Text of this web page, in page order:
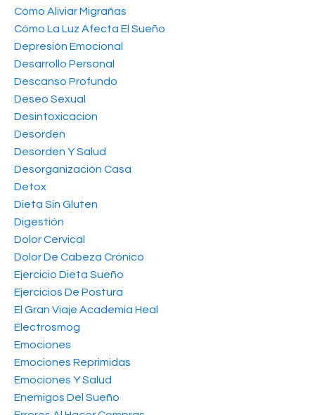
Cómo Aliviar Migrañas
Cómo La Luz Afecta El Sueño
Depresión Emocional
Desarrollo Personal
Descanso Profundo
Deseo Sexual
Desintoxicacion
Desorden
Desorden Y Salud
Desorganización Casa
Detox
Dieta Sin Gluten
Digestión
Dolor Cervical
Dolor De Cabeza Crónico
Ejercicio Dieta Sueño
Ejercicios De Postura
El Gran Viaje Academia Heal
Electrosmog
Emociones
Emociones Reprimidas
Emociones Y Salud
Enemigos Del Sueño